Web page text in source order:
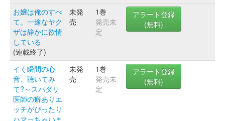
お嬢は俺のすべ
て。一途なヤク
ザは静かに欲情
している
(連載終了)
未発
売
1巻
発売未
定
アラート登録
(無料)
イく瞬間の心
音、聴いてみ
て?～スパダリ
医師の癖ありエ
ッチがぴったり
ハマっちゃいま
未発
売
1巻
発売未
定
アラート登録
(無料)